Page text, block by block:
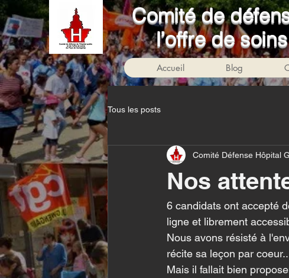
Comité de
l’offre de
Accueil Blog
Tous les posts
Nos
Comité Défense Hôpital
6 candidats ont accepté
ligne et librement
Nous avons résisté à
récite sa leçon par
Mais il fallait bien